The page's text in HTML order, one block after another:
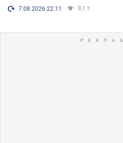
7.08.2026 22:11 8,1 т.